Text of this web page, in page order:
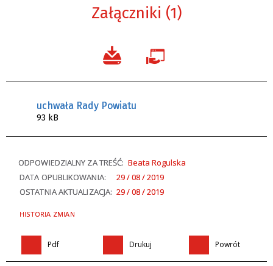
Załączniki (1)
uchwała Rady Powiatu
93 kB
ODPOWIEDZIALNY ZA TREŚĆ: Beata Rogulska
DATA OPUBLIKOWANIA:
29 / 08 / 2019
OSTATNIA AKTUALIZACJA: 29 / 08 / 2019
HISTORIA ZMIAN
Pdf Drukuj Powrót